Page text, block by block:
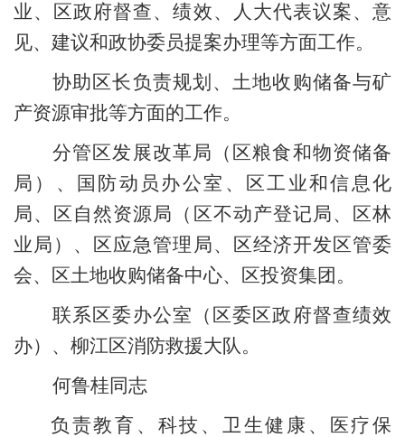
业、
区政府督查、绩效、
人大代表议案、意
见、建议和政协委员提案办理等方面工作。
协助 区长负责规划、土地收购储备与矿
产资源审批等方面的工作。
分管区发展改革局（区粮食和物资储备
局）、国防动员办公室、
区工业和信息化
局、区自然资源局（区不动产登记局、
区林
业局 ）、区应急管理局、 区经济开发区管委
会、区土地收购储备中心、区投资集团 。
联系区委办公室（区委区政府督查绩效
办）、 柳江区消防救援大队。
何鲁桂同志
负责教育、科技、卫生健康、
医疗保